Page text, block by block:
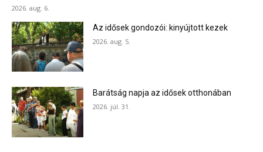
2026. aug. 6.
Az idősek gondozói: kinyújtott kezek
2026. aug. 5.
Barátság napja az idősek otthonában
2026. júl. 31.